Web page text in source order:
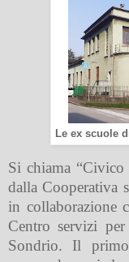
Le ex scuole
Si chiama
dalla Cooperativa
in collaborazione
Centro servizi
Sondrio. Il